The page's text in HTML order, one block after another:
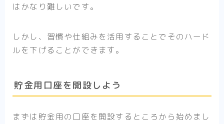
はかなり難しいです。
しかし、習慣や仕組みを活用することでそのハード
ルを下げることができます。
貯金用口座を開設しよう
まずは貯金用の口座を開設するところから始めまし